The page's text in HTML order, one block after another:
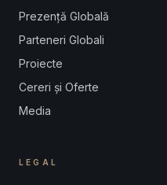
Prezență Globală
Parteneri Globali
Proiecte
Cereri și Oferte
Media
LEGAL